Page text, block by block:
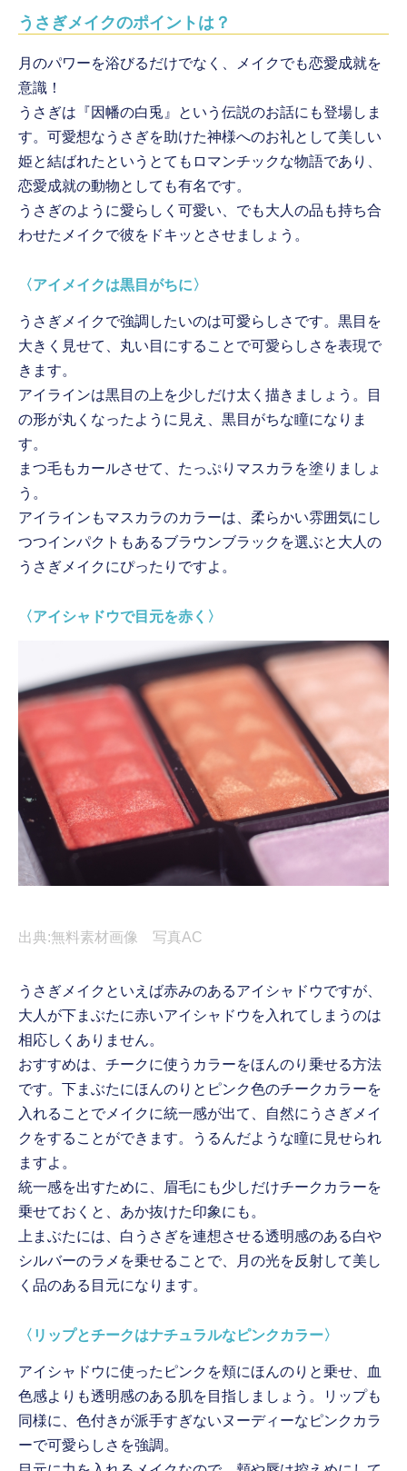
うさぎメイクのポイントは？
月のパワーを浴びるだけでなく、メイクでも恋愛成就を
意識！
うさぎは『因幡の白兎』という伝説のお話にも登場しま
す。可愛想なうさぎを助けた神様へのお礼として美しい
姫と結ばれたというとてもロマンチックな物語であり、
恋愛成就の動物としても有名です。
うさぎのように愛らしく可愛い、でも大人の品も持ち合
わせたメイクで彼をドキッとさせましょう。
〈アイメイクは黒目がちに〉
うさぎメイクで強調したいのは可愛らしさです。黒目を
大きく見せて、丸い目にすることで可愛らしさを表現で
きます。
アイラインは黒目の上を少しだけ太く描きましょう。目
の形が丸くなったように見え、黒目がちな瞳になりま
す。
まつ毛もカールさせて、たっぷりマスカラを塗りましょ
う。
アイラインもマスカラのカラーは、柔らかい雰囲気にし
つつインパクトもあるブラウンブラックを選ぶと大人の
うさぎメイクにぴったりですよ。
〈アイシャドウで目元を赤く〉
出典:無料素材画像 写真AC
うさぎメイクといえば赤みのあるアイシャドウですが、
大人が下まぶたに赤いアイシャドウを入れてしまうのは
相応しくありません。
おすすめは、チークに使うカラーをほんのり乗せる方法
です。下まぶたにほんのりとピンク色のチークカラーを
入れることでメイクに統一感が出て、自然にうさぎメイ
クをすることができます。うるんだような瞳に見せられ
ますよ。
統一感を出すために、眉毛にも少しだけチークカラーを
乗せておくと、あか抜けた印象にも。
上まぶたには、白うさぎを連想させる透明感のある白や
シルバーのラメを乗せることで、月の光を反射して美し
く品のある目元になります。
〈リップとチークはナチュラルなピンクカラー〉
アイシャドウに使ったピンクを頬にほんのりと乗せ、血
色感よりも透明感のある肌を目指しましょう。リップも
同様に、色付きが派手すぎないヌーディーなピンクカラ
ーで可愛らしさを強調。